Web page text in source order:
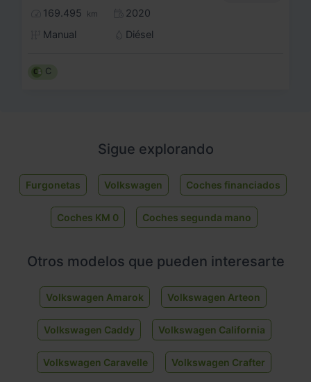
169.495 km
2020
Manual
Diésel
C
Sigue explorando
Furgonetas Volkswagen Coches financiados
Coches KM 0 Coches segunda mano
Otros modelos que pueden interesarte
Volkswagen Amarok Volkswagen Arteon
Volkswagen Caddy Volkswagen California
Volkswagen Caravelle Volkswagen Crafter